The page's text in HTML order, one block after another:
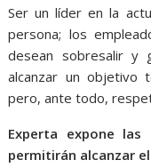
o
k
Ser un líder en la
persona; los
desean sobresalir y
alcanzar un objetivo
pero, ante todo,
Experta expone
permitirán alcanzar